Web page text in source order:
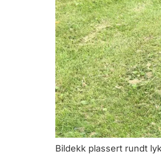
Bildekk plassert rundt